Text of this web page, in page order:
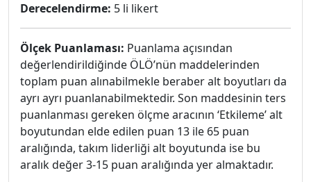
Derecelendirme: 5 li likert
Ölçek Puanlaması: Puanlama açısından
değerlendirildiğinde ÖLÖ’nün maddelerinden
toplam puan alınabilmekle beraber alt boyutları da
ayrı ayrı puanlanabilmektedir. Son maddesinin ters
puanlanması gereken ölçme aracının ‘Etkileme’ alt
boyutundan elde edilen puan 13 ile 65 puan
aralığında, takım liderliği alt boyutunda ise bu
aralık değer 3-15 puan aralığında yer almaktadır.